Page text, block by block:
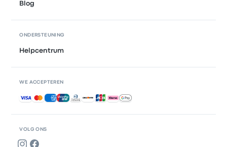
VOLG ONS
Blog
ONDERSTEUNING
Helpcentrum
WE ACCEPTEREN
Geaccepteerde betalingen